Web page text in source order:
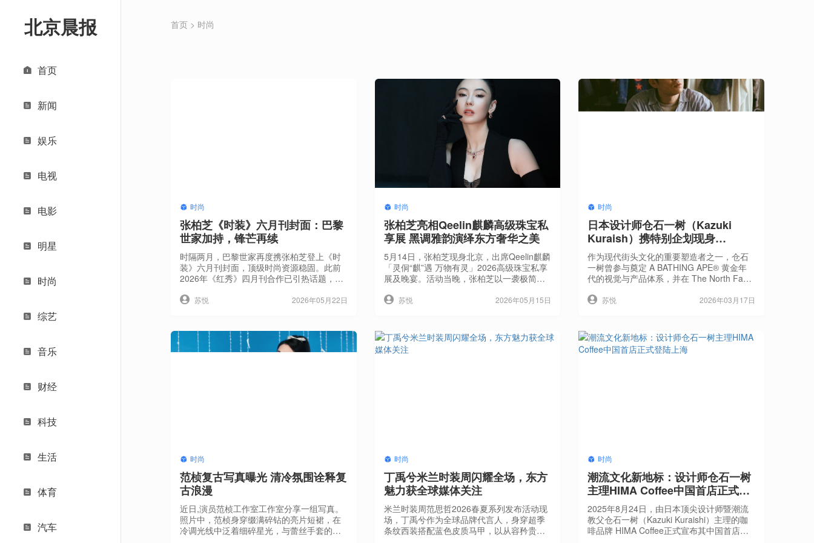
北京晨报
首页
新闻
娱乐
电视
电影
明星
时尚
综艺
音乐
财经
科技
生活
体育
汽车
首页 > 时尚
时尚
张柏芝《时装》六月刊封面：巴黎
世家加持，锋芒再续
时隔两月，巴黎世家再度携张柏芝登上《时
装》六月刊封面，顶级时尚资源稳固。此前
2026年《红秀》四月刊合作已引热话题，此
的高度认可。镜头下的张柏芝，完美诠释巴
场与松弛质感兼具，将品牌的叛逆高级感与
自身骨相美融合得恰到好处，每一寸光影都
透着历经岁月沉淀的锋芒。从《红秀》新季
苏悦 2026年05月22日
时尚
张柏芝亮相Qeelin麒麟高级珠宝私
享展 黑调雅韵演绎东方奢华之美
5月14日，张柏芝现身北京，出席Qeelin麒麟
「灵侗“麒”遇 万物有灵」2026高级珠宝私享
展及晚宴。活动当晚，张柏芝以一袭极简黑
感十足的鱼尾长裙，辅以长款手套，简约大
得益彰。张柏芝先后佩戴两套品牌重磅高级
珠宝登场，璀璨珠宝与利落黑调造型交相辉
映。凭借出众的时尚表现力，她上身的两套
苏悦 2026年05月15日
时尚
日本设计师仓石一树（Kazuki
Kuraish）携特别企划现身
ComplexCon Hong Kong 2026
作为现代街头文化的重要塑造者之一，仓石
一树曾参与奠定 A BATHING APE® 黄金年
代的视觉与产品体系，并在 The North Face
年来，从 adidas Originals ObyO、KZK 系列
汇演进。本届 ComplexCon 香港 202
苏悦 2026年03月17日
时尚
范桢复古写真曝光 清冷氛围诠释复
古浪漫
近日,演员范桢工作室工作室分享一组写真。
照片中，范桢身穿缀满碎钻的亮片短裙，在
冷调光线中泛着细碎星光，与蕾丝手套的朦
时尚
丁禹兮米兰时装周闪耀全场，东方
魅力获全球媒体关注
米兰时装周范思哲2026春夏系列发布活动现
场，丁禹兮作为全球品牌代言人，身穿超季
条纹西装搭配蓝色皮质马甲，以从容矜贵的
时尚
潮流文化新地标：设计师仓石一树
主理HIMA Coffee中国首店正式登
陆上海
2025年8月24日，由日本顶尖设计师暨潮流
教父仓石一树（Kazuki Kuraishi）主理的咖
啡品牌 HIMA Coffee正式宣布其中国首店于